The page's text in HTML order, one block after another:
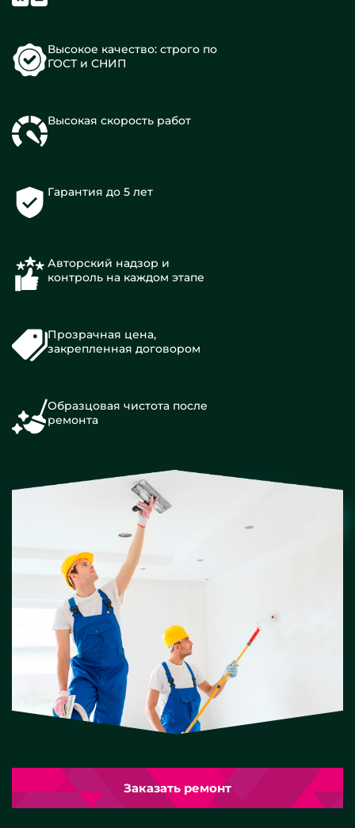
Высокое качество: строго по
ГОСТ и СНИП
Высокая скорость работ
Гарантия до 5 лет
Авторский надзор и
контроль на каждом этапе
Прозрачная цена,
закрепленная договором
Образцовая чистота после
ремонта
Заказать ремонт